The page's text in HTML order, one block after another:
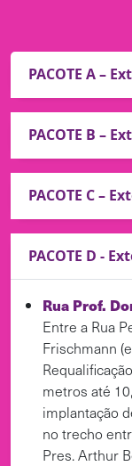
PACOTE A –
PACOTE B –
PACOTE C –
PACOTE D -
Rua Prof.
Entre a Rua
Frischmann
metros até
implantação
no trecho
Pres. Arthur